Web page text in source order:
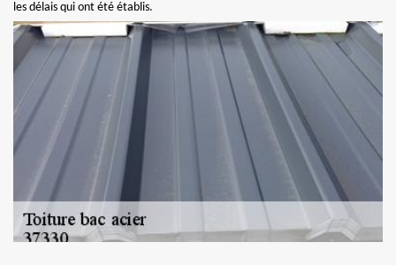
les délais qui ont été établis.